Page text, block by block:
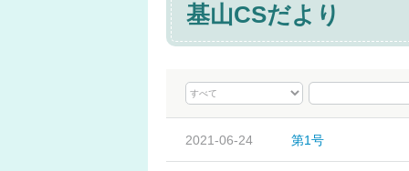
基山CSだより
2021-06-24 第1号